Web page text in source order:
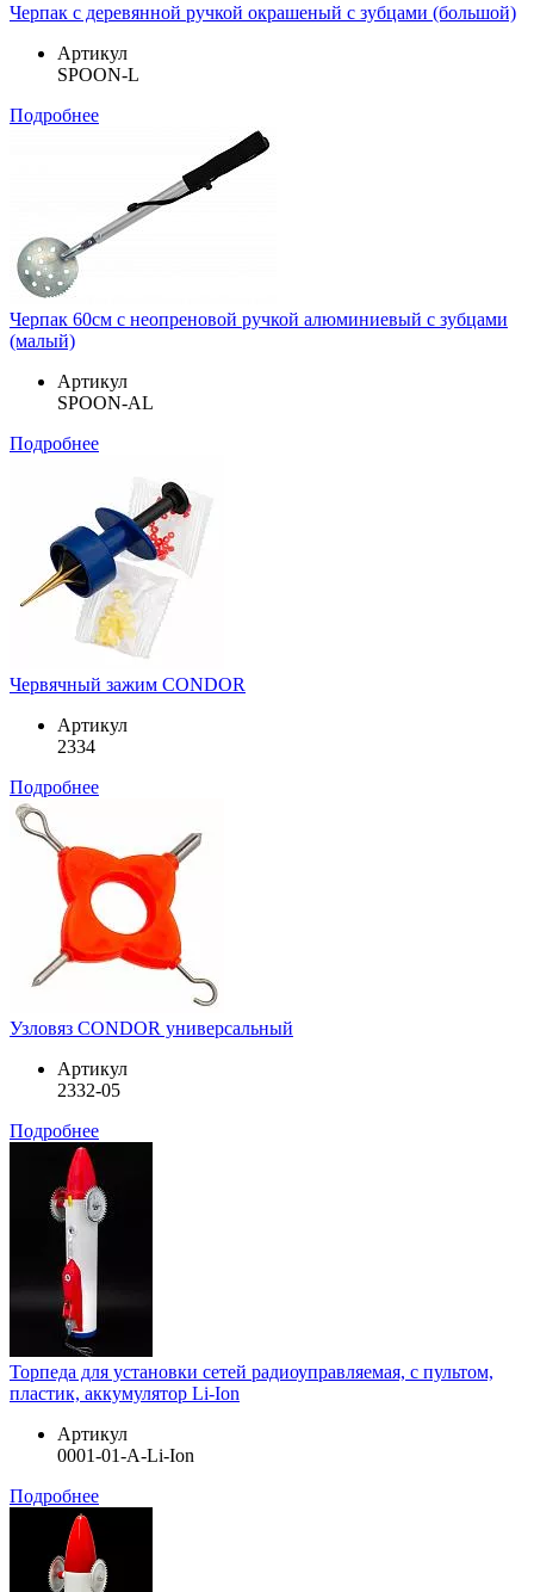
Черпак с деревянной ручкой окрашеный с зубцами (большой)
Артикул
SPOON-L
Подробнее
Черпак 60см с неопреновой ручкой алюминиевый с зубцами
(малый)
Артикул
SPOON-AL
Подробнее
Червячный зажим CONDOR
Артикул
2334
Подробнее
Узловяз CONDOR универсальный
Артикул
2332-05
Подробнее
Торпеда для установки сетей радиоуправляемая, с пультом,
пластик, аккумулятор Li-Ion
Артикул
0001-01-A-Li-Ion
Подробнее